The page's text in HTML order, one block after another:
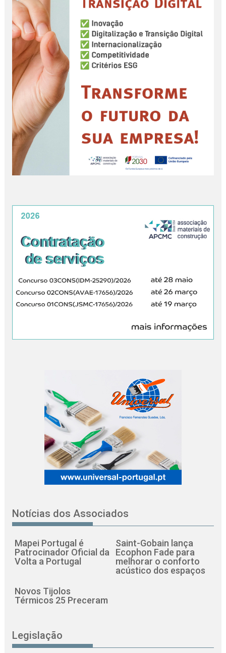
Notícias dos Associados
Mapei Portugal é
Patrocinador Oficial da
Volta a Portugal
Saint-Gobain lança
Ecophon Fade para
melhorar o conforto
acústico dos espaços
Novos Tijolos
Térmicos 25 Preceram
Legislação